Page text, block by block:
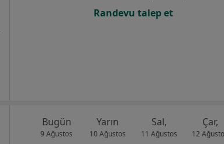
Randevu talep et
Bugün
9 Ağustos
Yarın
10 Ağustos
Sal,
11 Ağustos
Çar,
12